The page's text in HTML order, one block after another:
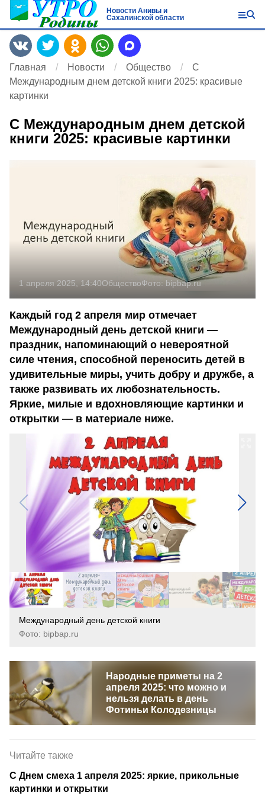
Новости Анивы и
Сахалинской области
Главная Новости Общество
С
Международным днем детской книги 2025: красивые
картинки
С Международным днем детской
книги 2025: красивые картинки
1 апреля 2025, 14:40ОбществоФото: bipbap.ru
Каждый год 2 апреля мир отмечает
Международный день детской книги —
праздник, напоминающий о невероятной
силе чтения, способной переносить детей в
удивительные миры, учить добру и дружбе, а
также развивать их любознательность.
Яркие, милые и вдохновляющие картинки и
открытки — в материале ниже.
Международный день детской книги
Фото: bipbap.ru
Народные приметы на 2
апреля 2025: что можно и
нельзя делать в день
Фотиньи Колодезницы
Читайте также
С Днем смеха 1 апреля 2025: яркие, прикольные
картинки и открытки